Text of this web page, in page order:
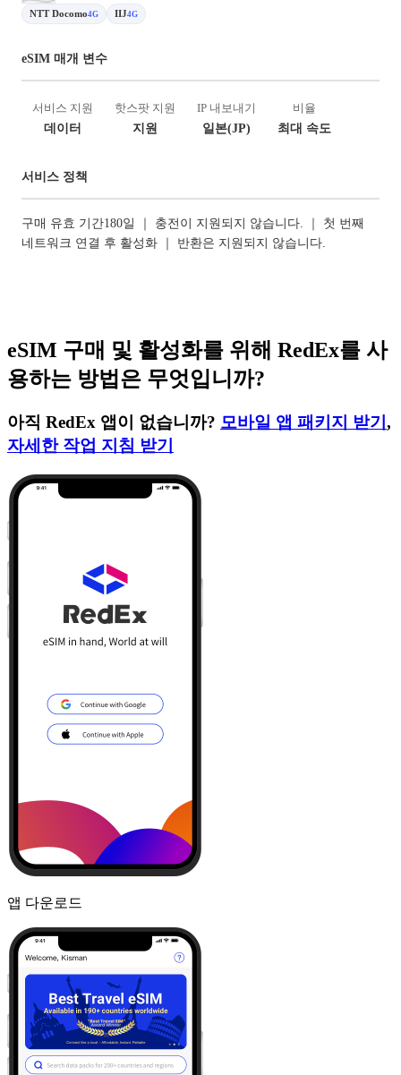
NTT Docomo4G IIJ4G
eSIM 매개 변수
서비스 지원
데이터
핫스팟 지원
지원
IP 내보내기
일본(JP)
비율
최대 속도
서비스 정책
구매 유효 기간180일 ｜ 충전이 지원되지 않습니다. ｜ 첫 번째
네트워크 연결 후 활성화 ｜ 반환은 지원되지 않습니다.
eSIM 구매 및 활성화를 위해 RedEx를 사
용하는 방법은 무엇입니까?
아직 RedEx 앱이 없습니까? 모바일 앱 패키지 받기 ,
자세한 작업 지침 받기
앱 다운로드